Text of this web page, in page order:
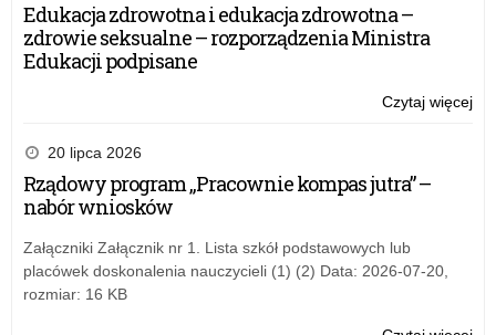
Edukacja zdrowotna i edukacja zdrowotna –
zdrowie seksualne – rozporządzenia Ministra
Edukacji podpisane
Czytaj więcej
20 lipca 2026
Rządowy program „Pracownie kompas jutra” –
nabór wniosków
Załączniki Załącznik nr 1. Lista szkół podstawowych lub
placówek doskonalenia nauczycieli (1) (2) Data: 2026-07-20,
rozmiar: 16 KB